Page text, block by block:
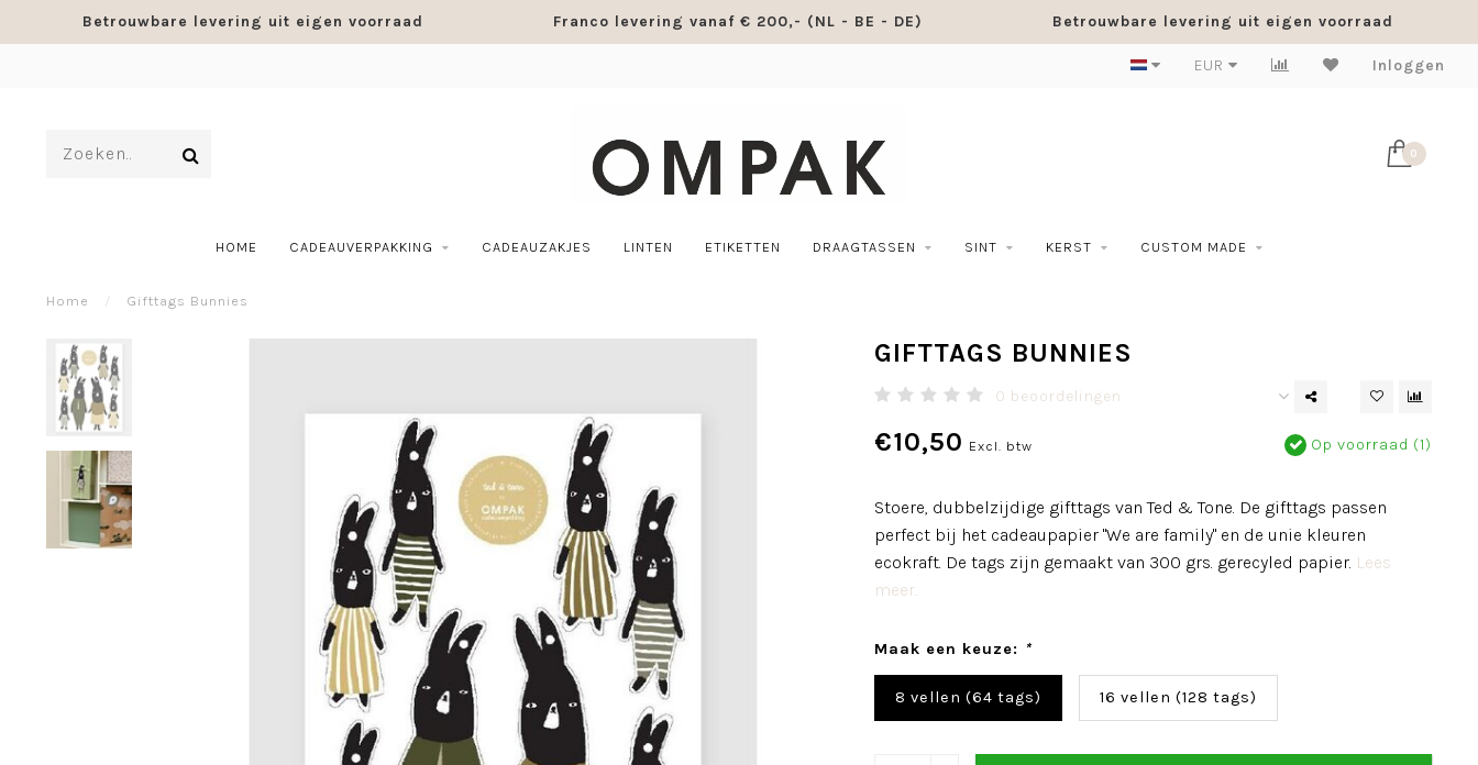
Betrouwbare levering uit eigen voorraad Franco levering vanaf € 200,- (NL - BE - DE) Betrouwbare levering uit eigen voorraad
EUR Inloggen
0
HOME CADEAUVERPAKKING CADEAUZAKJES LINTEN ETIKETTEN DRAAGTASSEN SINT KERST CUSTOM MADE
Home / Gifttags Bunnies
GIFTTAGS BUNNIES
0 beoordelingen
€10,50 Excl. btw Op voorraad (1)
Stoere, dubbelzijdige gifttags van Ted & Tone. De gifttags passen
perfect bij het cadeaupapier "We are family" en de unie kleuren
ecokraft. De tags zijn gemaakt van 300 grs. gerecyled papier. Lees
meer..
Maak een keuze: *
8 vellen (64 tags) 16 vellen (128 tags)